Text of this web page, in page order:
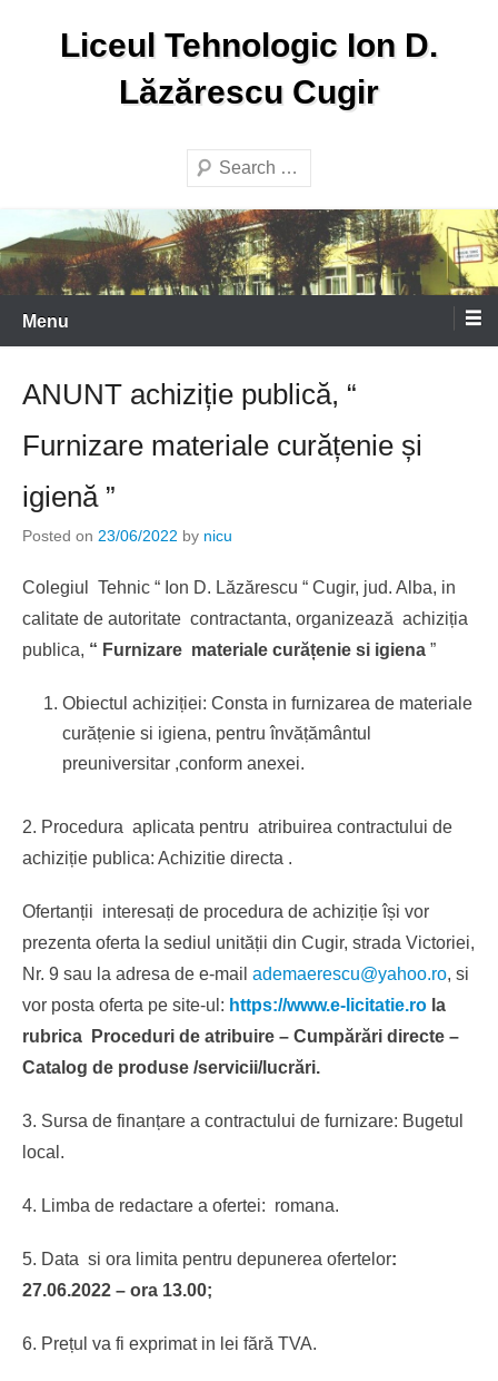
Liceul Tehnologic Ion D.
Lăzărescu Cugir
Search
Menu
ANUNT achiziție publică, “
Furnizare materiale curățenie și
igienă ”
Posted on 23/06/2022 by nicu
Colegiul Tehnic “ Ion D. Lăzărescu “ Cugir, jud. Alba, in
calitate de autoritate contractanta, organizează achiziția
publica, “ Furnizare materiale curățenie si igiena ”
Obiectul achiziției: Consta in furnizarea de materiale
curățenie si igiena, pentru învățământul
preuniversitar ,conform anexei.
2. Procedura aplicata pentru atribuirea contractului de
achiziție publica: Achizitie directa .
Ofertanții interesați de procedura de achiziție își vor
prezenta oferta la sediul unității din Cugir, strada Victoriei,
Nr. 9 sau la adresa de e-mail ademaerescu@yahoo.ro, si
vor posta oferta pe site-ul: https://www.e-licitatie.ro la
rubrica Proceduri de atribuire – Cumpărări directe –
Catalog de produse /servicii/lucrări.
3. Sursa de finanțare a contractului de furnizare: Bugetul
local.
4. Limba de redactare a ofertei: romana.
5. Data si ora limita pentru depunerea ofertelor:
27.06.2022 – ora 13.00;
6. Prețul va fi exprimat in lei fără TVA.